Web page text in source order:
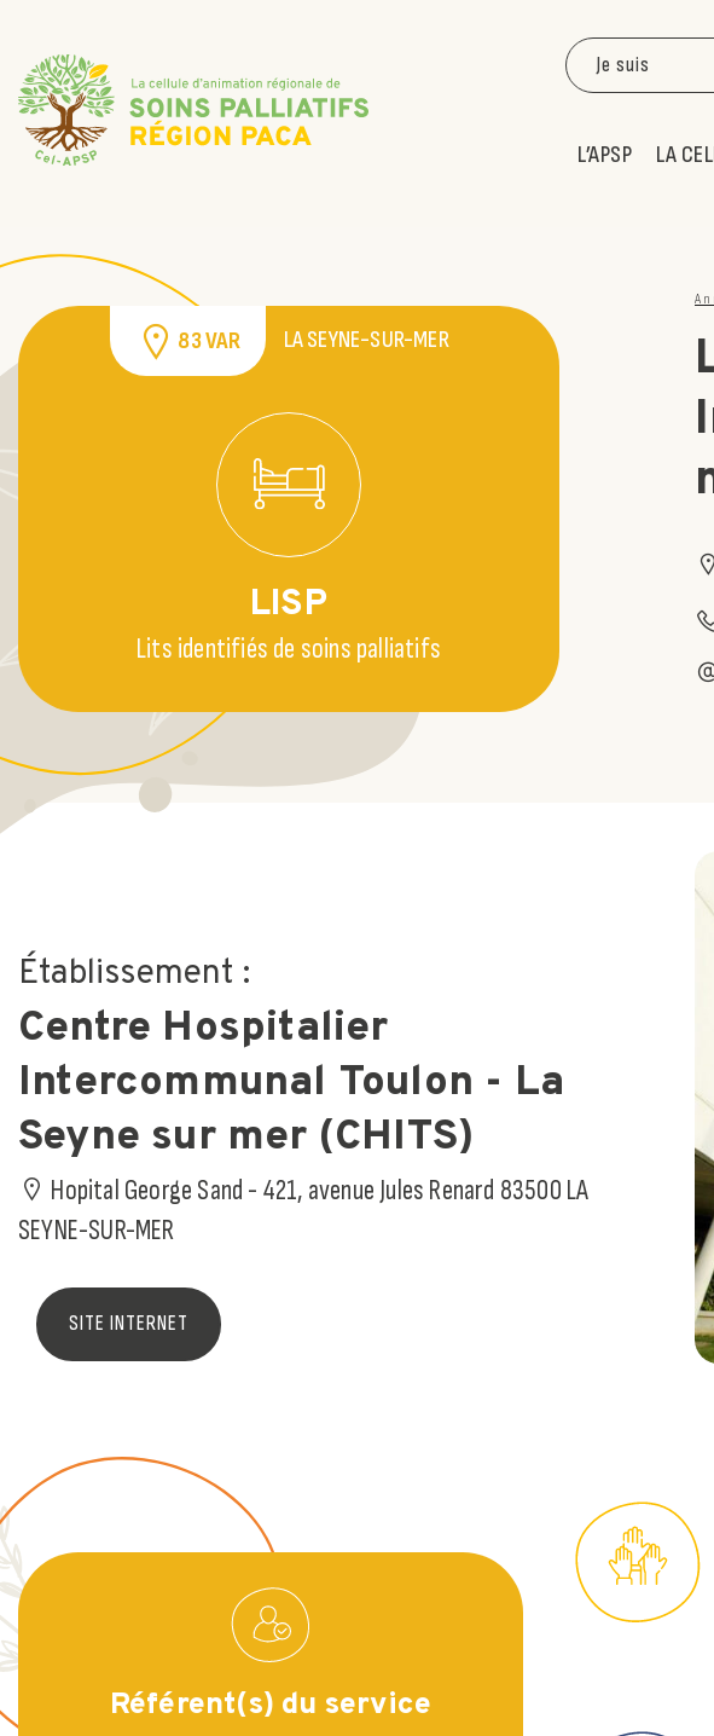
L’APSP LA
Je suis
83 VAR LA SEYNE-SUR-MER
LISP
Lits identifiés de soins palliatifs
Établissement :
Centre Hospitalier
Intercommunal Toulon - La
Seyne sur mer (CHITS)
Hopital George Sand - 421, avenue Jules Renard 83500 LA
SEYNE-SUR-MER
SITE INTERNET
Référent(s) du service